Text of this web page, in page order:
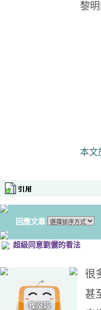
黎
本文
回應文章
超級同意劉儷的看法
很
甚